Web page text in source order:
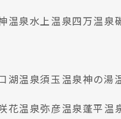
温泉水上温泉四万温泉
湖温泉須玉温泉神の湯
花温泉弥彦温泉蓬平温